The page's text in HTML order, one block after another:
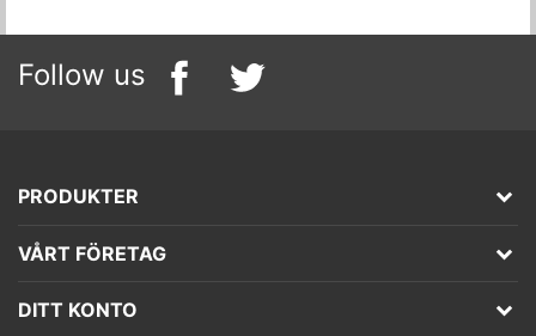
Follow us
PRODUKTER
VÅRT FÖRETAG
DITT KONTO